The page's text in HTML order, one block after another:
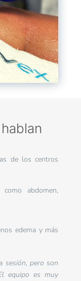
de los centros
abdomen,
edema y más
sesión, pero son
equipo es muy